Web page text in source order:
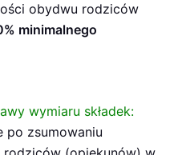
obydwu rodziców
minimalnego
wymiaru składek:
po zsumowaniu